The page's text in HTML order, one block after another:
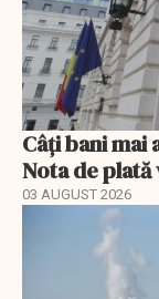
Câți bani mai
Nota de
03 AUGUST 2026